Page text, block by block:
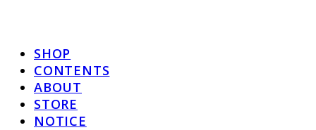
SHOP
CONTENTS
ABOUT
STORE
NOTICE